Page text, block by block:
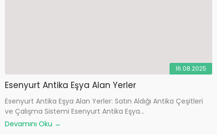
16.08.2025
Esenyurt Antika Eşya Alan Yerler
Esenyurt Antika Eşya Alan Yerler: Satın Aldığı Antika Çeşitleri
ve Çalışma Sistemi Esenyurt Antika Eşya...
Devamını Oku →